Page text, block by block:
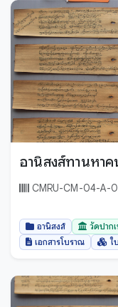
อานิสงส์ทานหาค
CMRU-CM-04-A-
อานิสงส์
วัดปาก
เอกสารโบราณ
ใ